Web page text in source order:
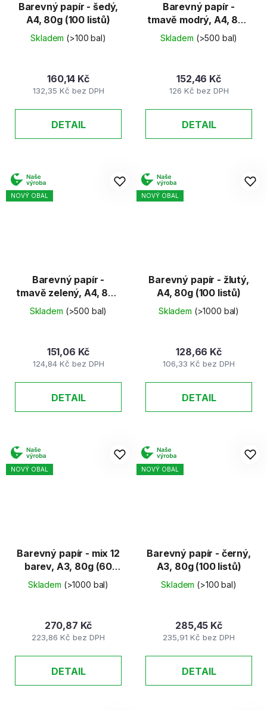
Barevný papír - šedý,
A4, 80g (100 listů)
Skladem (>100 bal)
132,35 Kč bez DPH
160,14 Kč
DETAIL
Barevný papír -
tmavě modrý, A4, 80g
(100 listů)
Skladem (>500 bal)
126 Kč bez DPH
152,46 Kč
DETAIL
NOVÝ OBAL
Barevný papír -
tmavě zelený, A4, 80g
(100 listů)
Skladem (>500 bal)
124,84 Kč bez DPH
151,06 Kč
DETAIL
NOVÝ OBAL
Barevný papír - žlutý,
A4, 80g (100 listů)
Skladem (>1000 bal)
106,33 Kč bez DPH
128,66 Kč
DETAIL
NOVÝ OBAL
Barevný papír - mix 12
barev, A3, 80g (60
listů)
Skladem (>1000 bal)
223,86 Kč bez DPH
270,87 Kč
DETAIL
NOVÝ OBAL
Barevný papír - černý,
A3, 80g (100 listů)
Skladem (>100 bal)
235,91 Kč bez DPH
285,45 Kč
DETAIL